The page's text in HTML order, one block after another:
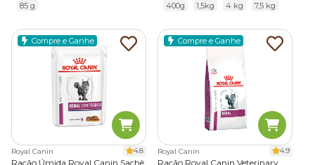
85 g
400g
1,5kg 4 kg 7,5 kg
Compre e Ganhe
Royal Canin 4.8
Ração Úmida Royal Canin Sachê
Compre e Ganhe
Royal Canin 4.9
Ração Royal Canin Veterinary